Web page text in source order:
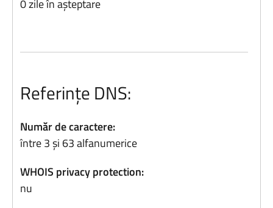
0 zile în așteptare
Referințe DNS:
Număr de caractere:
între 3 și 63 alfanumerice
WHOIS privacy protection:
nu